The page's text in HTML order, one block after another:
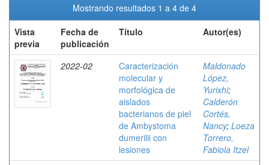
Mostrando resultados 1 a 4 de 4
Vista
previa
Fecha de
publicación
Título Autor(es)
2022-02
Caracterización
molecular y
morfológica de
aislados
bacterianos de piel
de Ambystoma
dumerilii con
lesiones
Maldonado
López,
Yurixhi;
Calderón
Cortés,
Nancy; Loeza
Torrero,
Fabiola Itzel